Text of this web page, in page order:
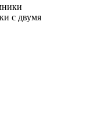
с двумя